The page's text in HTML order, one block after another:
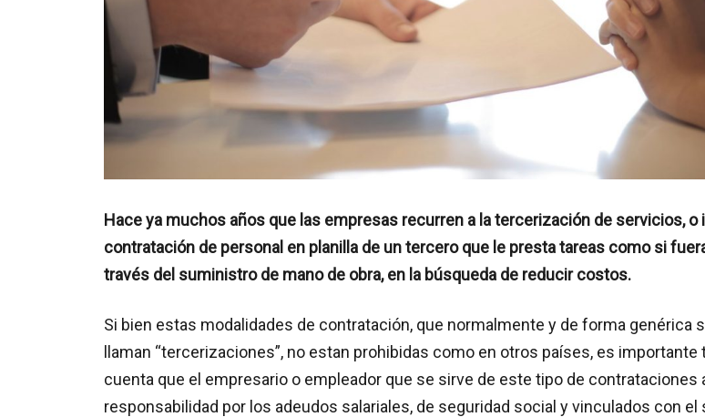
Hace ya muchos años que las empresas recurren a la tercerización de servicios, o
contratación de personal en planilla de un tercero que le presta tareas como si
través del suministro de mano de obra, en la búsqueda de reducir costos.
Si bien estas modalidades de contratación, que normalmente y de forma genérica
llaman “tercerizaciones”, no estan prohibidas como en otros países, es importante
cuenta que el empresario o empleador que se sirve de este tipo de contrataciones
responsabilidad por los adeudos salariales, de seguridad social y vinculados con el